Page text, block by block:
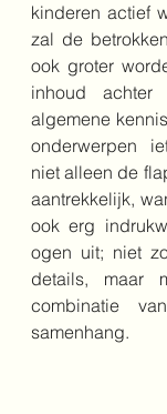
kinderen actief
zal de
ook groter
inhoud
algemene
onderwerpen
niet alleen de
aantrekkelijk,
ook erg
ogen uit; niet
details, maar
combinatie
samenhang.